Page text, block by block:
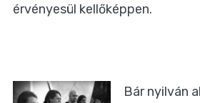
érvényesül kellőképpen.
Bár nyilván